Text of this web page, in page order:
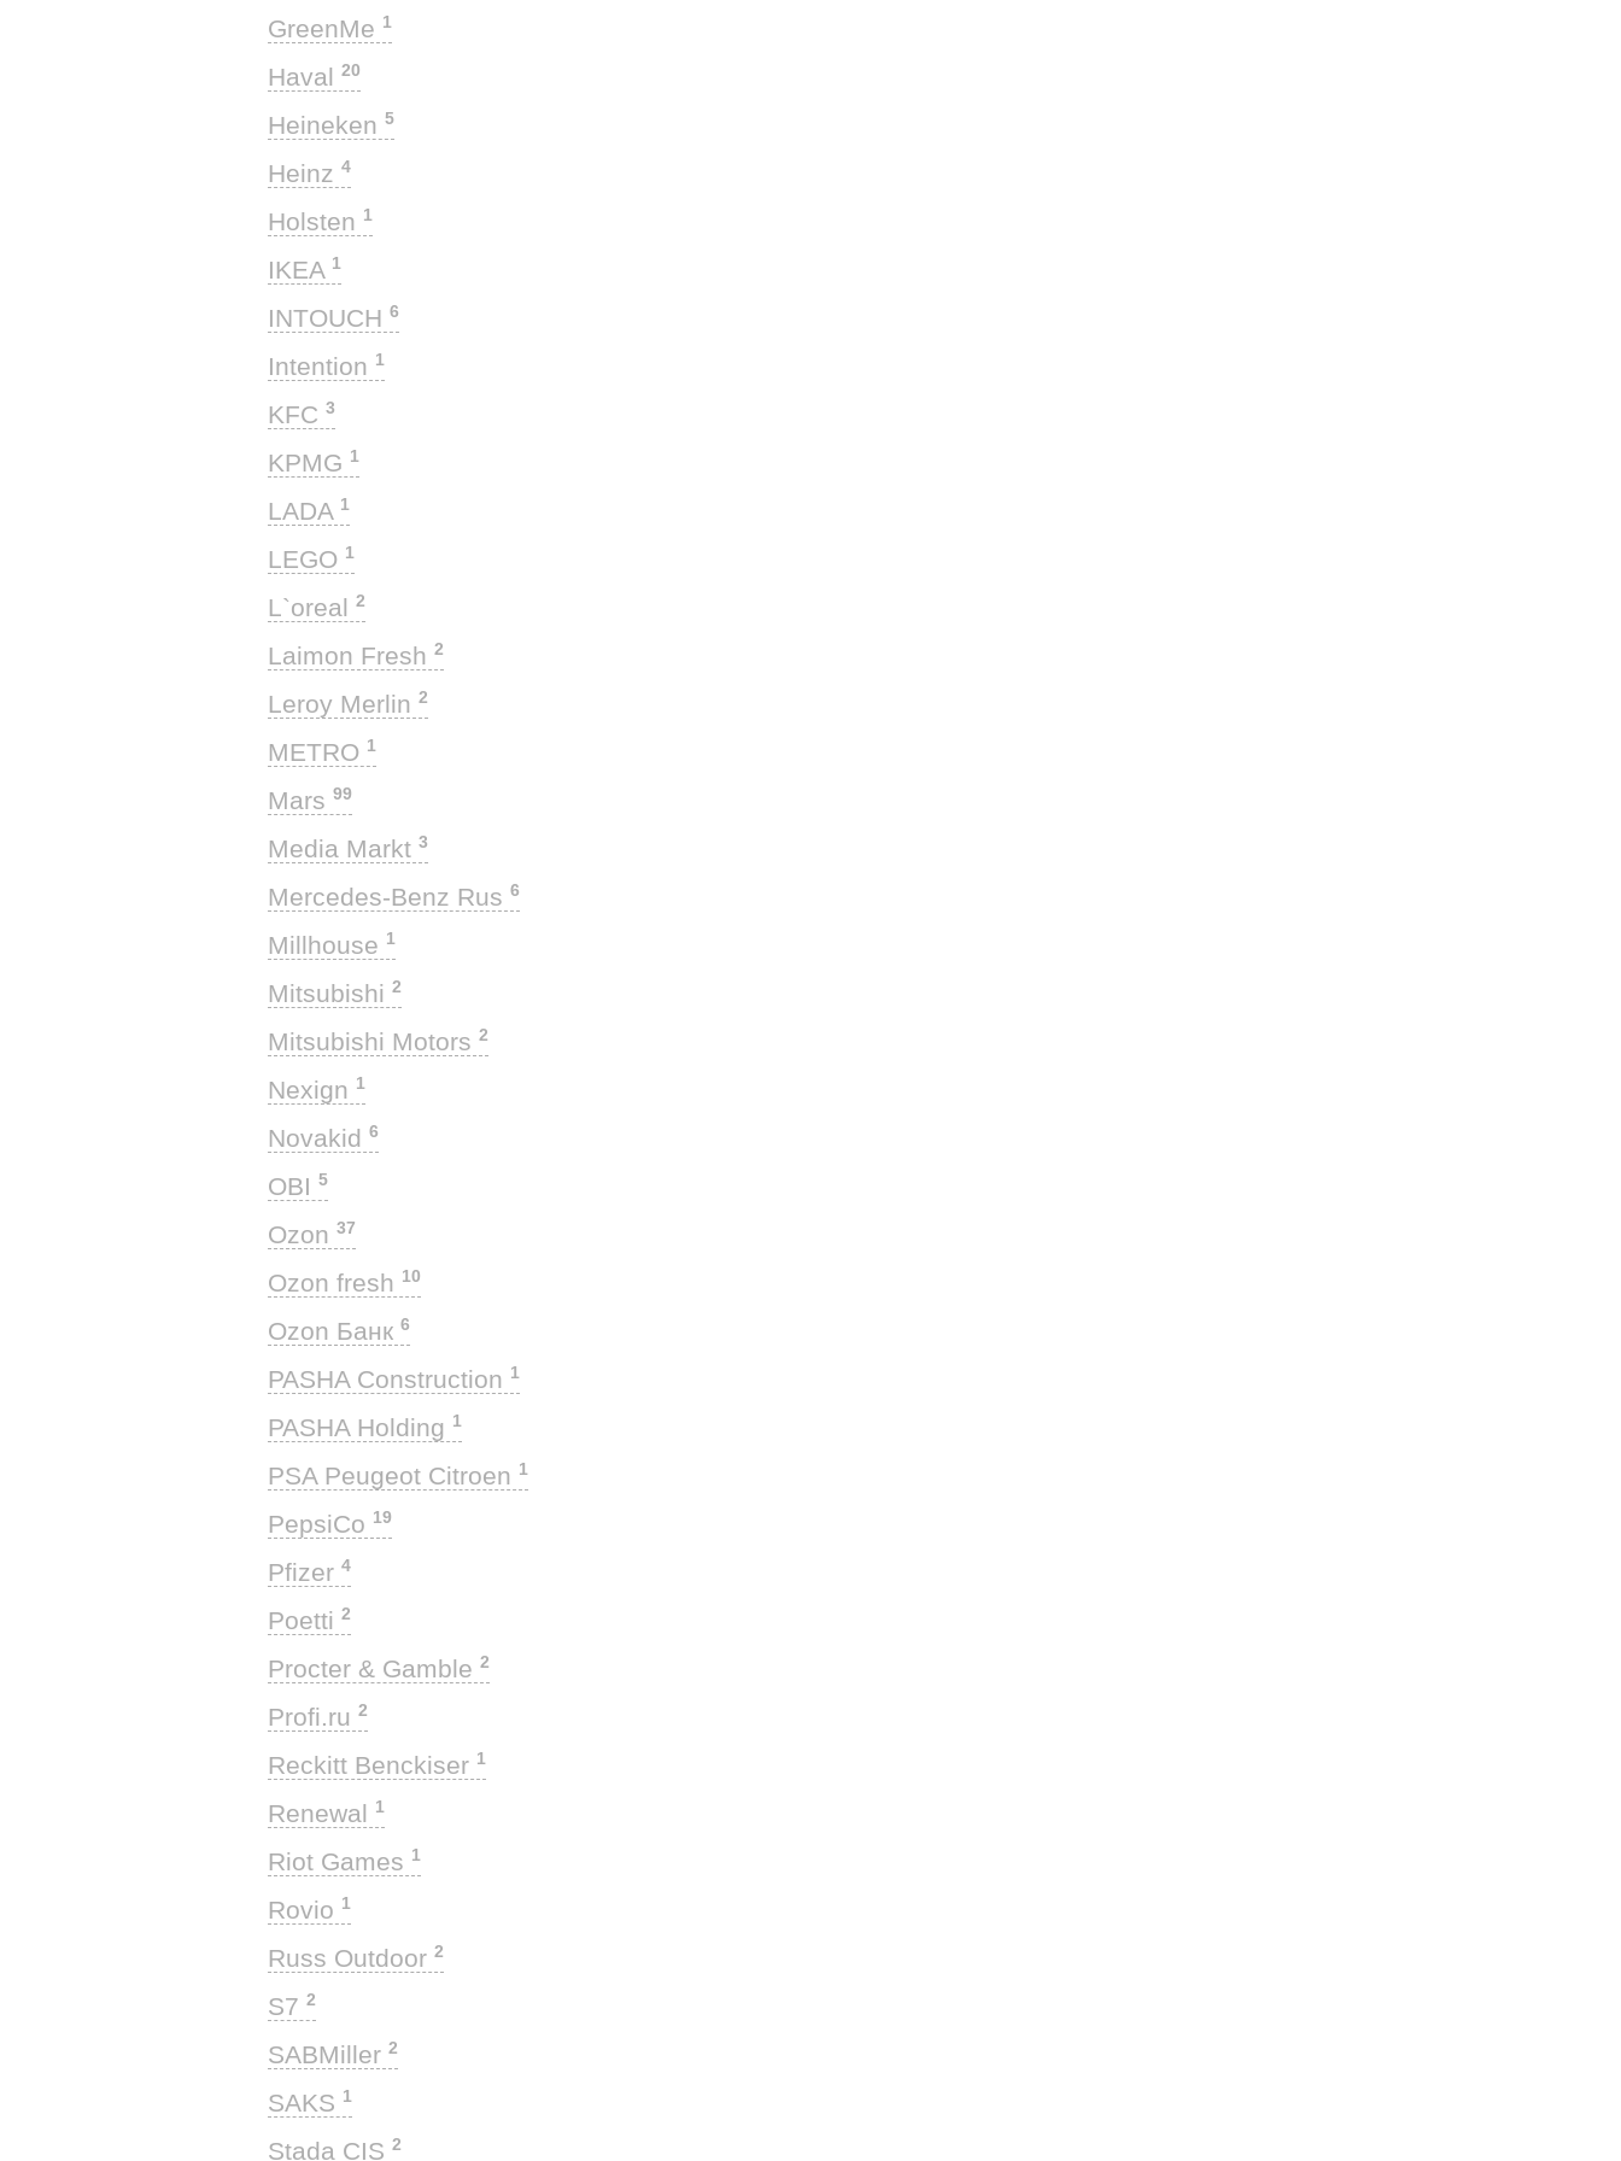
GreenMe 1
Haval 20
Heineken 5
Heinz 4
Holsten 1
IKEA 1
INTOUCH 6
Intention 1
KFC 3
KPMG 1
LADA 1
LEGO 1
L`oreal 2
Laimon Fresh 2
Leroy Merlin 2
METRO 1
Mars 99
Media Markt 3
Mercedes-Benz Rus 6
Millhouse 1
Mitsubishi 2
Mitsubishi Motors 2
Nexign 1
Novakid 6
OBI 5
Ozon 37
Ozon fresh 10
Ozon Банк 6
PASHA Construction 1
PASHA Holding 1
PSA Peugeot Citroen 1
PepsiCo 19
Pfizer 4
Poetti 2
Procter & Gamble 2
Profi.ru 2
Reckitt Benckiser 1
Renewal 1
Riot Games 1
Rovio 1
Russ Outdoor 2
S7 2
SABMiller 2
SAKS 1
Stada CIS 2